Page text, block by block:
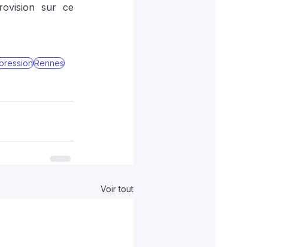
sur ce
Rennes
Voir tout